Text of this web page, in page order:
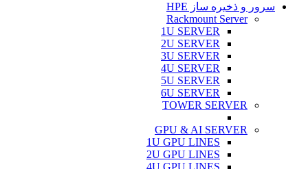
سرور و ذخیره ساز HPE
Rackmount Server
1U SERVER
2U SERVER
3U SERVER
4U SERVER
5U SERVER
6U SERVER
TOWER SERVER
GPU & AI SERVER
1U GPU LINES
2U GPU LINES
4U GPU LINES